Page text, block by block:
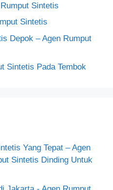
Sintetis
Sintetis
Depok – Agen Rumput
Sintetis Pada Tembok
Yang Tepat – Agen
Sintetis Dinding Untuk